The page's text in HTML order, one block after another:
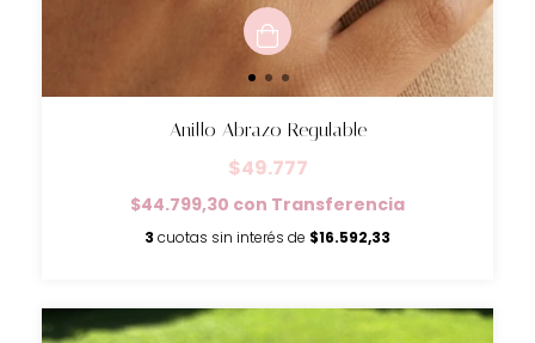
Anillo Abrazo Regulable
$49.777
$44.799,30 con Transferencia
3 cuotas sin interés de $16.592,33